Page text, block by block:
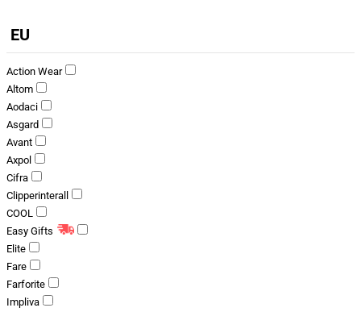
EU
Action Wear
Altom
Aodaci
Asgard
Avant
Axpol
Cifra
Clipperinterall
COOL
Easy Gifts
Elite
Fare
Farforite
Impliva